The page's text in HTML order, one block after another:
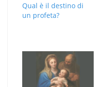
Qual è il destino di
un profeta?